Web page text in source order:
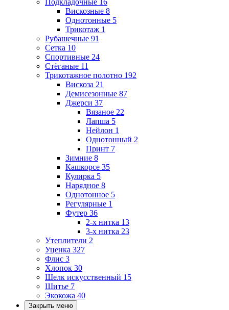
Вискозные 8
Однотонные 5
Трикотаж 1
Рубашечные 91
Сетка 10
Спортивные 24
Стёганые 11
Трикотажное полотно 192
Вискоза 21
Демисезонные 87
Джерси 37
Вязаное 22
Лапша 5
Нейлон 1
Однотонный 2
Принт 7
Зимние 8
Кашкорсе 35
Кулирка 5
Нарядное 8
Однотонное 5
Регулярные 1
Футер 36
2-х нитка 13
3-х нитка 23
Утеплители 2
Уценка 327
Флис 3
Хлопок 30
Шелк искусственный 15
Шитье 7
Экокожа 40
Закрыть меню